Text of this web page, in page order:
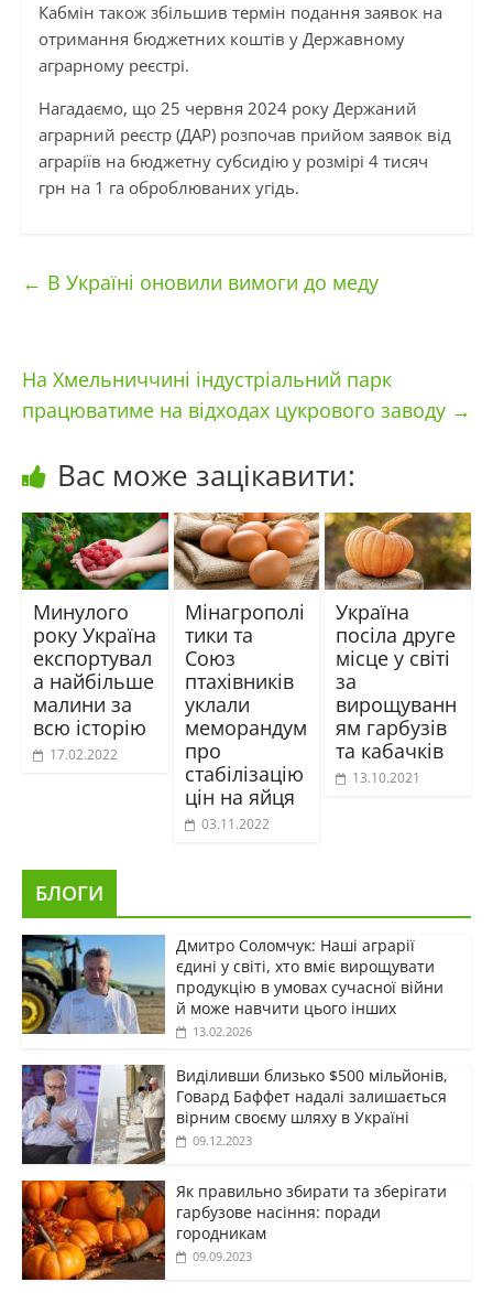
Кабмін також збільшив термін подання заявок на
отримання бюджетних коштів у Державному
аграрному реєстрі.
Нагадаємо, що 25 червня 2024 року Держаний
аграрний реєстр (ДАР) розпочав прийом заявок від
аграріїв на бюджетну субсидію у розмірі 4 тисяч
грн на 1 га оброблюваних угідь.
← В Україні оновили вимоги до меду
На Хмельниччині індустріальний парк
працюватиме на відходах цукрового заводу →
Вас може зацікавити:
Минулого
року Україна
експортувал
а найбільше
малини за
всю історію
17.02.2022
Мінагрополі
тики та
Союз
птахівників
уклали
меморандум
про
стабілізацію
цін на яйця
03.11.2022
Україна
посіла друге
місце у світі
за
вирощуванн
ям гарбузів
та кабачків
13.10.2021
БЛОГИ
Дмитро Соломчук: Наші аграрії
єдині у світі, хто вміє вирощувати
продукцію в умовах сучасної війни
й може навчити цього інших
13.02.2026
Виділивши близько $500 мільйонів,
Говард Баффет надалі залишається
вірним своєму шляху в Україні
09.12.2023
Як правильно збирати та зберігати
гарбузове насіння: поради
городникам
09.09.2023